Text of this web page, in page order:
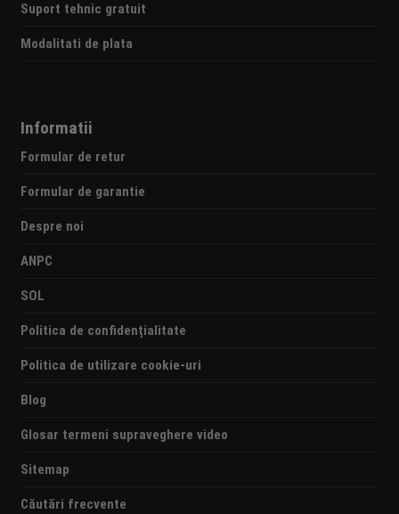
Suport tehnic gratuit
Modalitati de plata
Informatii
Formular de retur
Formular de garantie
Despre noi
ANPC
SOL
Politica de confidențialitate
Politica de utilizare cookie-uri
Blog
Glosar termeni supraveghere video
Sitemap
Căutări frecvente